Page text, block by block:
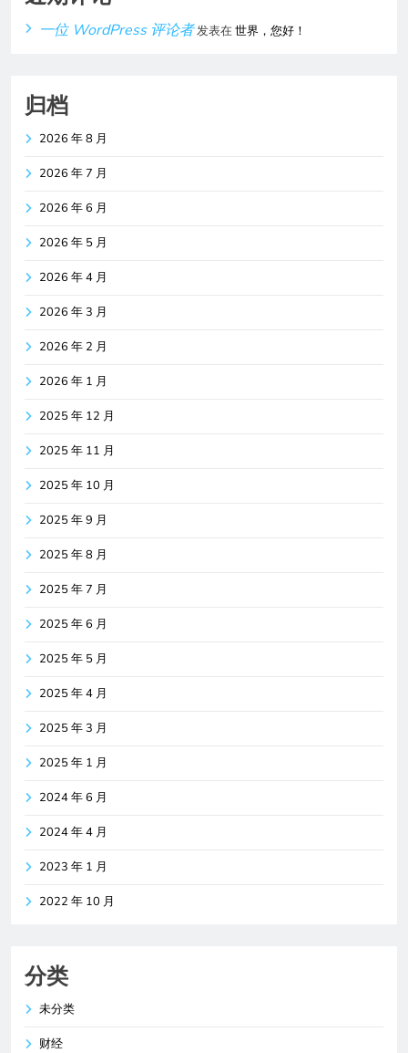
一位 WordPress 评论者发表在世界，您好！
归档
2026 年 8 月
2026 年 7 月
2026 年 6 月
2026 年 5 月
2026 年 4 月
2026 年 3 月
2026 年 2 月
2026 年 1 月
2025 年 12 月
2025 年 11 月
2025 年 10 月
2025 年 9 月
2025 年 8 月
2025 年 7 月
2025 年 6 月
2025 年 5 月
2025 年 4 月
2025 年 3 月
2025 年 1 月
2024 年 6 月
2024 年 4 月
2023 年 1 月
2022 年 10 月
分类
未分类
财经